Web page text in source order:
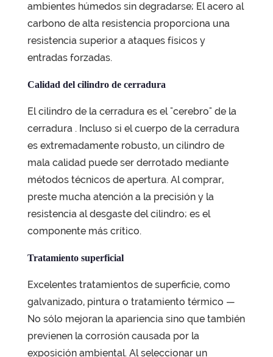
ambientes húmedos sin degradarse; El acero al
carbono de alta resistencia proporciona una
resistencia superior a ataques físicos y
entradas forzadas.
Calidad del cilindro de cerradura
El cilindro de la cerradura es el "cerebro" de la
cerradura . Incluso si el cuerpo de la cerradura
es extremadamente robusto, un cilindro de
mala calidad puede ser derrotado mediante
métodos técnicos de apertura. Al comprar,
preste mucha atención a la precisión y la
resistencia al desgaste del cilindro; es el
componente más crítico.
Tratamiento superficial
Excelentes tratamientos de superficie, como
galvanizado, pintura o tratamiento térmico —
No sólo mejoran la apariencia sino que también
previenen la corrosión causada por la
exposición ambiental. Al seleccionar un